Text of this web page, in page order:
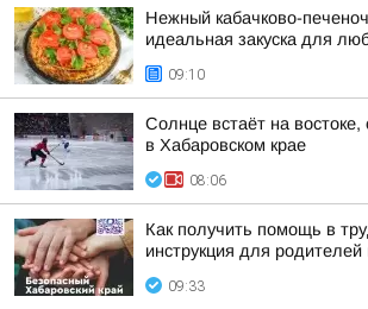
Нежный кабачково-
идеальная закуска для
09:10
Солнце встаёт на востоке,
в Хабаровском крае
08:06
Как получить помощь в
инструкция для родителей
09:33